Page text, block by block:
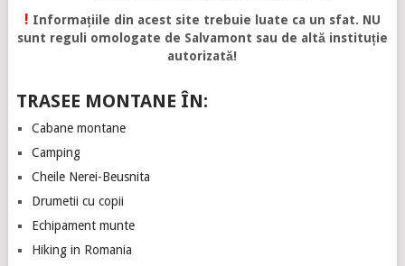
! Informațiile din acest site trebuie luate ca un sfat. NU
sunt reguli omologate de Salvamont sau de altă instituție
autorizată!
TRASEE MONTANE ÎN:
Cabane montane
Camping
Cheile Nerei-Beusnita
Drumetii cu copii
Echipament munte
Hiking in Romania